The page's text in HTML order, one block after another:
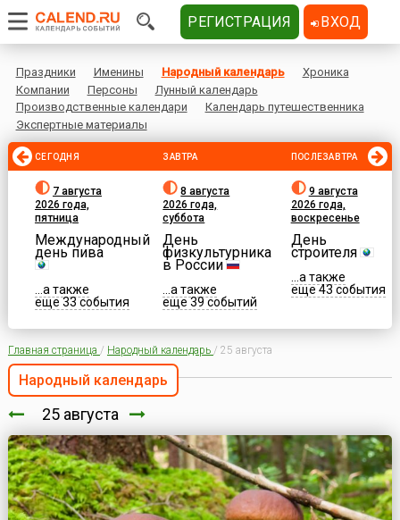
Праздники Именины Народный календарь
Хроника
Компании
Персоны
Лунный календарь
Производственные календари
Календарь путешественника
Экспертные материалы
СЕГОДНЯ
7 августа
2026 года,
пятница
Международный
день пива
...а также
еще 33 события
ЗАВТРА
8 августа
2026 года,
суббота
День
физкультурника
в России
...а также
еще 39 событий
ПОСЛЕЗАВТРА
9 августа
2026 года,
воскресенье
День
строителя
...а также
еще 43 события
Главная страница / Народный календарь / 25 августа
Народный календарь
25 августа
РЕГИСТРАЦИЯ ВХОД